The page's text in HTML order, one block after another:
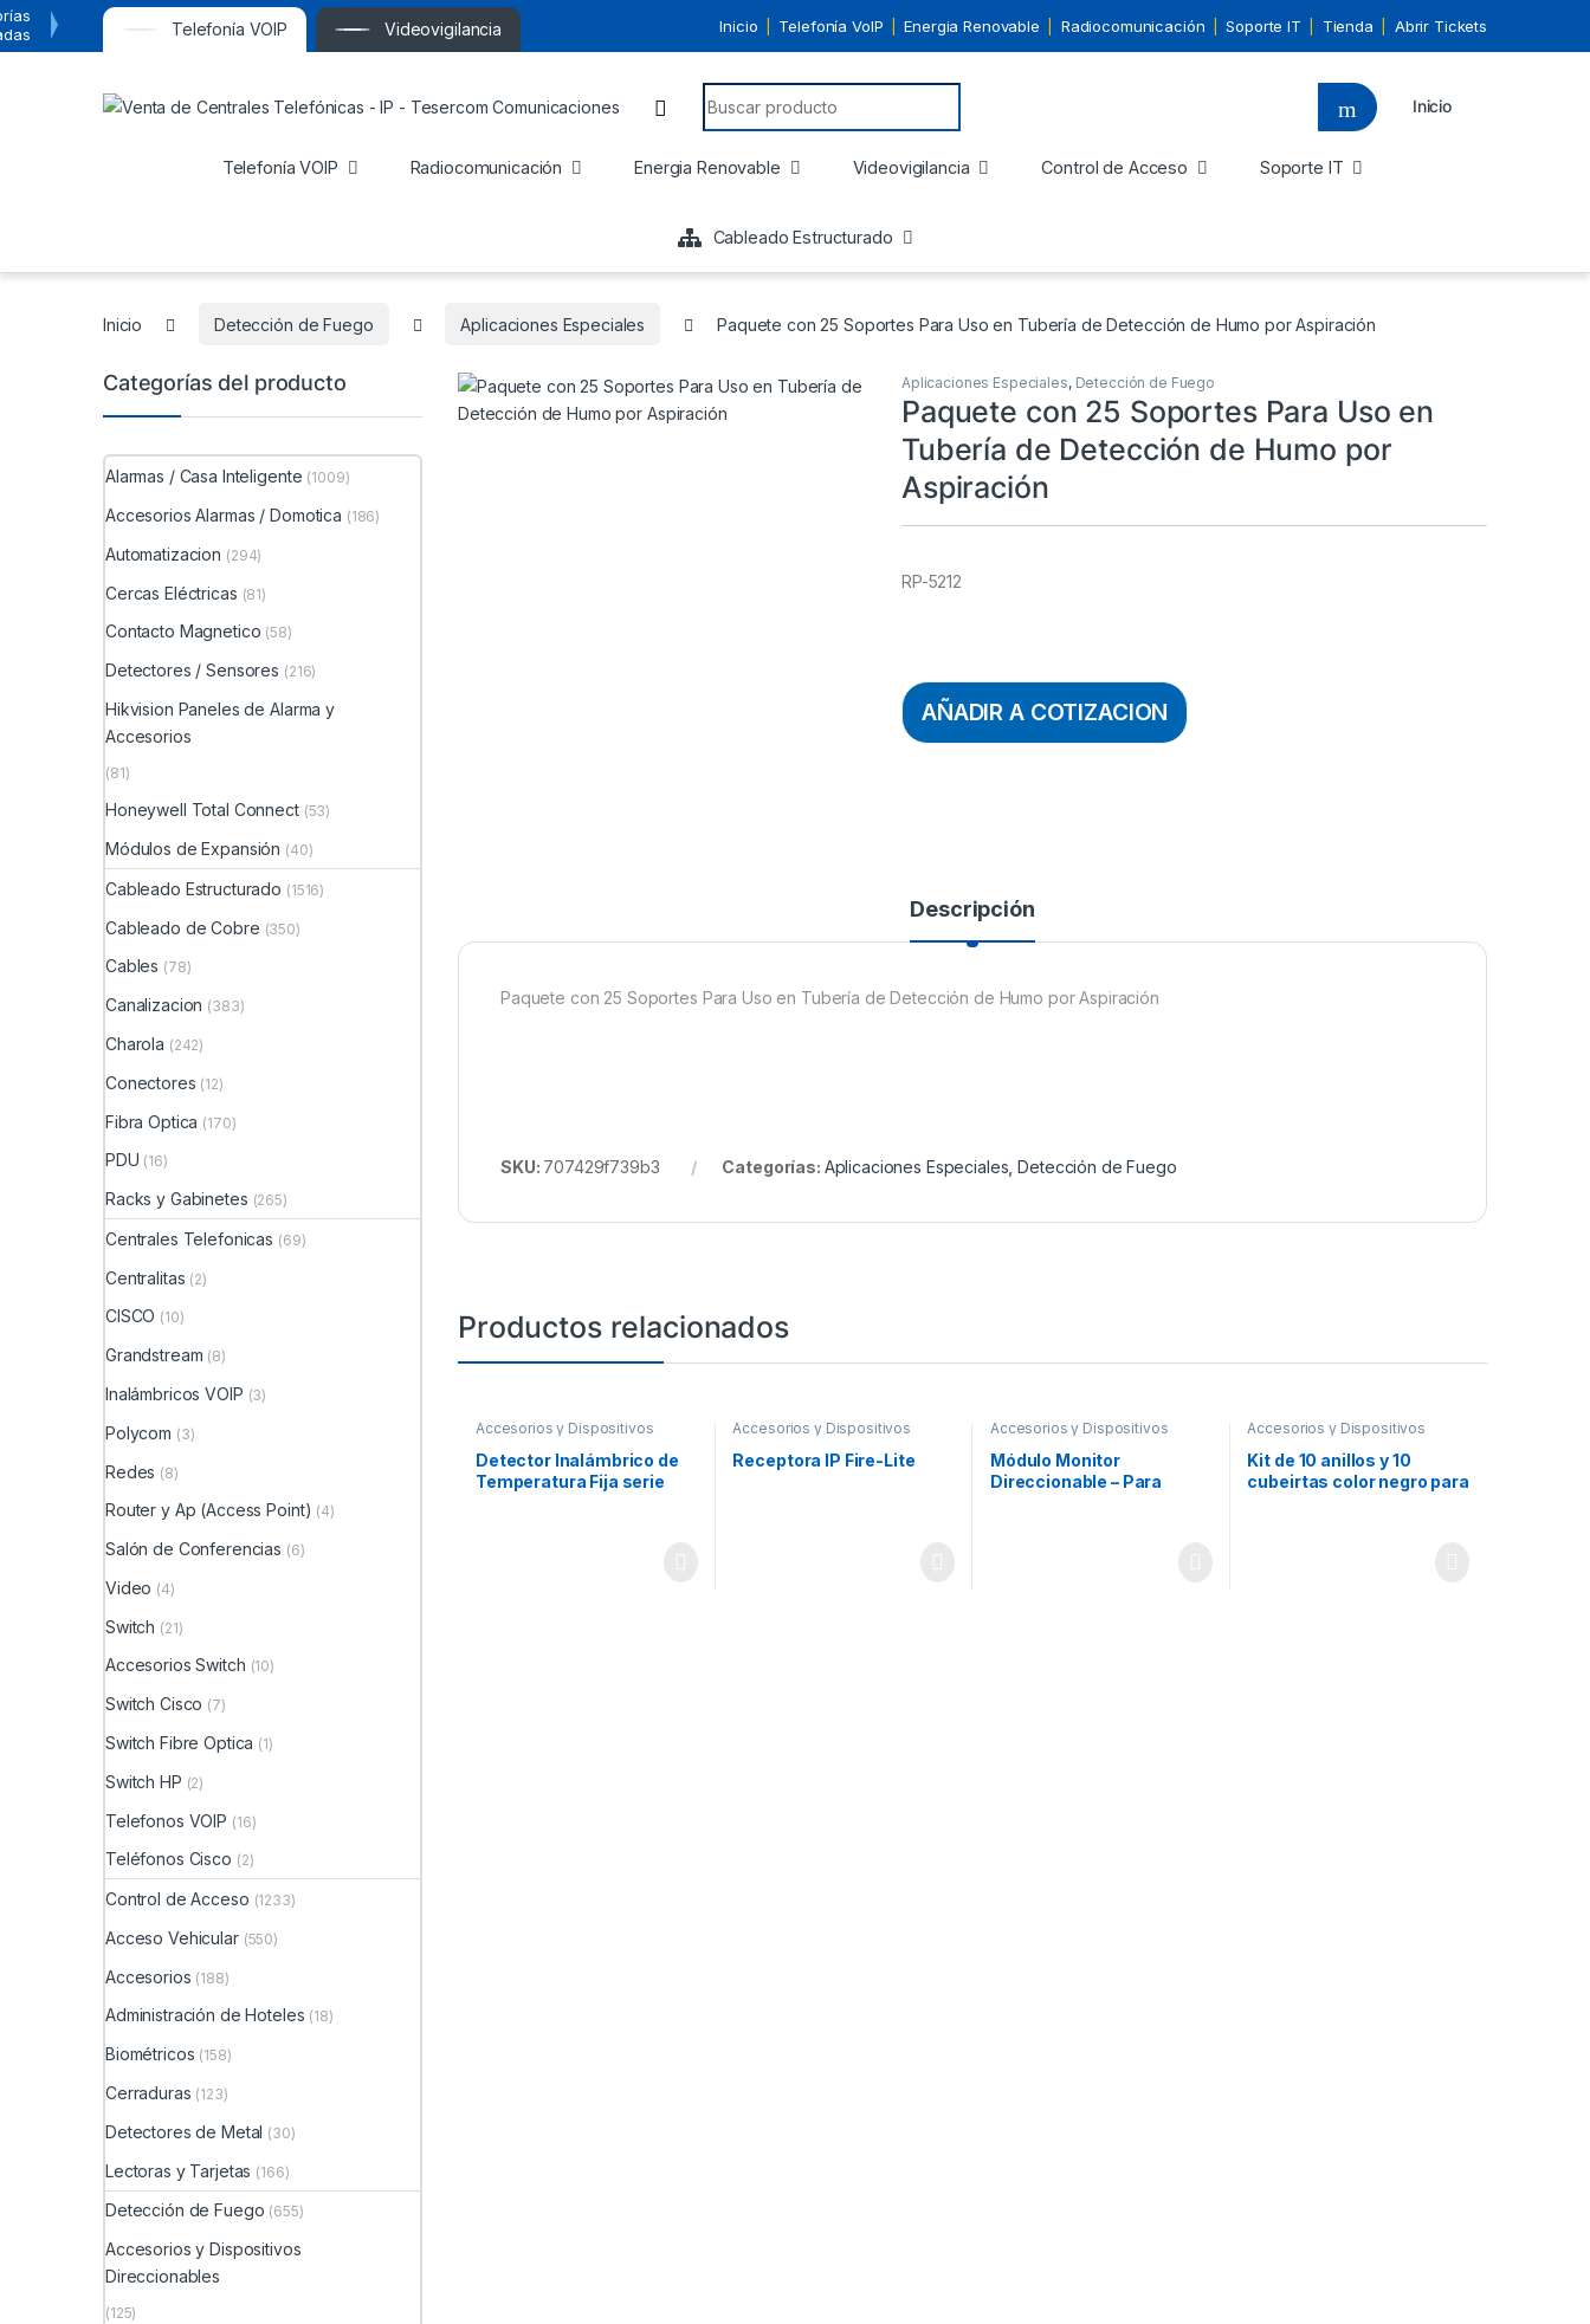
Telefonía VOIP Videovigilancia Inicio Telefonía VoIP Energia Renovable Radiocomunicación Soporte IT Tienda Abrir Tickets
Search for:
Inicio
Telefonía VOIP Radiocomunicación Energia Renovable Videovigilancia Control de Acceso Soporte IT
Cableado Estructurado
Inicio Detección de Fuego Aplicaciones Especiales Paquete con 25 Soportes Para Uso en Tubería de Detección de Humo por Aspiración
Aplicaciones Especiales, Detección de Fuego
Paquete con 25 Soportes Para Uso en
Tubería de Detección de Humo por
Aspiración
RP-5212
AÑADIR A COTIZACION
Descripción
Paquete con 25 Soportes Para Uso en Tubería de Detección de Humo por Aspiración
SKU: 707429f739b3 Categorías: Aplicaciones Especiales ,Detección de Fuego
Productos relacionados
Accesorios y Dispositivos
Fuego
Detector Inalámbrico de
Temperatura Fija serie
Accesorios y Dispositivos
Fuego
Receptora IP Fire-Lite
Accesorios y Dispositivos
Fuego
Módulo Monitor
Direccionable – Para
Accesorios y Dispositivos
Fuego
Kit de 10 anillos y 10
cubeirtas color negro para
Categorías del producto
Alarmas / Casa Inteligente (1009)
Accesorios Alarmas / Domotica (186)
Automatizacion (294)
Cercas Eléctricas (81)
Contacto Magnetico (58)
Detectores / Sensores (216)
Hikvision Paneles de Alarma y
Accesorios
(81)
Honeywell Total Connect (53)
Módulos de Expansión (40)
Cableado Estructurado (1516)
Cableado de Cobre (350)
Cables (78)
Canalizacion (383)
Charola (242)
Conectores (12)
Fibra Optica (170)
PDU (16)
Racks y Gabinetes (265)
Centrales Telefonicas (69)
Centralitas (2)
CISCO (10)
Grandstream (8)
Inalámbricos VOIP (3)
Polycom (3)
Redes (8)
Router y Ap (Access Point) (4)
Salón de Conferencias (6)
Video (4)
Switch (21)
Accesorios Switch (10)
Switch Cisco (7)
Switch Fibre Optica (1)
Switch HP (2)
Telefonos VOIP (16)
Teléfonos Cisco (2)
Control de Acceso (1233)
Acceso Vehicular (550)
Accesorios (188)
Administración de Hoteles (18)
Biométricos (158)
Cerraduras (123)
Detectores de Metal (30)
Lectoras y Tarjetas (166)
Detección de Fuego (655)
Accesorios y Dispositivos
Direccionables
(125)